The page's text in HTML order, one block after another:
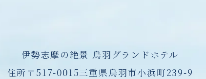
伊勢志摩の絶景 鳥羽グランドホテル
住所〒517-0015三重県鳥羽市小浜町239-9